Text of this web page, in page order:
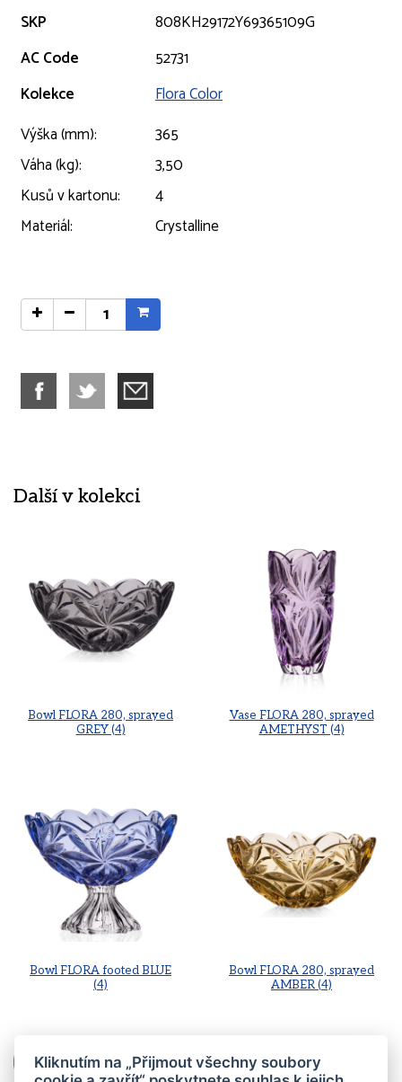
SKP
808KH29172Y69365109G
AC Code
52731
Kolekce
Flora Color
Výška (mm):
365
Váha (kg):
3,50
Kusů v kartonu:
4
Materiál:
Crystalline
Další v kolekci
Bowl FLORA 280, sprayed
GREY (4)
Vase FLORA 280, sprayed
AMETHYST (4)
Bowl FLORA footed BLUE
(4)
Bowl FLORA 280, sprayed
AMBER (4)
Vase FLORA 280, sprayed GREY (4)
Kliknutím na „Přijmout všechny soubory